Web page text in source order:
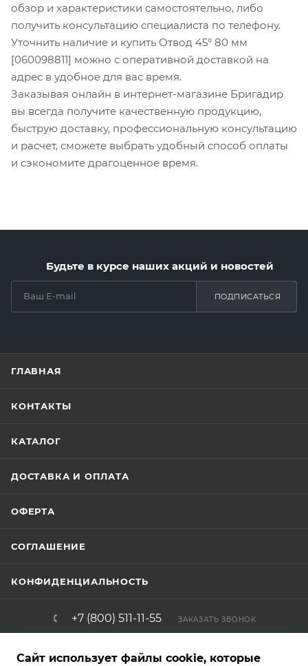
обзор и характеристики самостоятельно, либо
получить консультацию специалиста по телефону.
Уточнить наличие и купить Отвод 45° 80 мм
[060098811] можно с оперативной доставкой на
адрес в удобное для вас время.
Заказывая онлайн в интернет-магазине Бригадир
вы всегда получите качественную продукцию,
быструю доставку, профессиональную консультацию
и расчет, сможете выбрать удобный способ оплаты
и сэкономите драгоценное время.
Будьте в курсе наших акций и новостей
ПОДПИСАТЬСЯ
ГЛАВНАЯ
КОНТАКТЫ
КАТАЛОГ
ДОСТАВКА И ОПЛАТА
ОФЕРТА
СОГЛАШЕНИЕ
КОНФИДЕНЦИАЛЬНОСТЬ
+7 (800) 511-11-55 ЗАКАЗАТЬ ЗВОНОК
Сайт использует файлы cookie, которые